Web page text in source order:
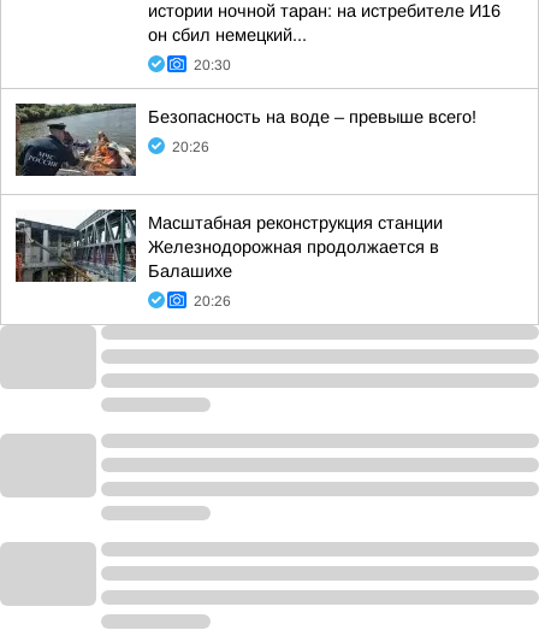
истории ночной таран: на истребителе И16
он сбил немецкий...
20:30
Безопасность на воде – превыше всего!
20:26
Масштабная реконструкция станции
Железнодорожная продолжается в
Балашихе
20:26